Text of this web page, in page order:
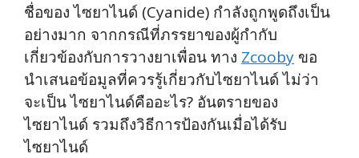
ชื่อของ ไซยาไนด์ (Cyanide) กำลังถูกพูดถึงเป็น
อย่างมาก จากกรณีที่ภรรยาของผู้กำกับ
เกี่ยวข้องกับการวางยาเพื่อน ทาง Zcooby ขอ
นำเสนอข้อมูลที่ควรรู้เกี่ยวกับไซยาไนด์ ไม่ว่า
จะเป็น ไซยาไนด์คืออะไร? อันตรายของ
ไซยาไนด์ รวมถึงวิธีการป้องกันเมื่อได้รับ
ไซยาไนด์